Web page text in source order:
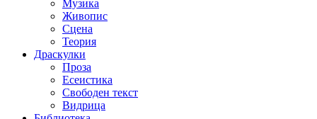
Музика
Живопис
Сцена
Теория
Драскулки
Проза
Есеистика
Свободен текст
Видрица